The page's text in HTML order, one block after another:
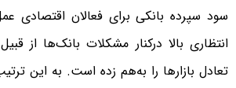
سود سپرده بانکی برای فعالان اقتصادی
انتظاری بالا درکنار مشکلات بانک‌ها از
تعادل بازار‌ها را به‌هم زده است. به این